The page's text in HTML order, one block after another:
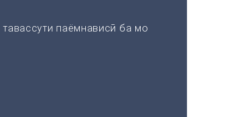
паёмнависӣ ба мо